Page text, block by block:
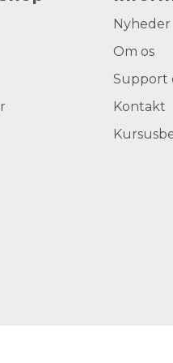
• Direkte
karies, roderosion)
• Kavitetsbund/-liner
• Intraorale
Nyheder
Om os
Support
Kontakt